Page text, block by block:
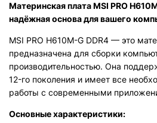
Материнская плата MSI PRO
надёжная основа для вашего
MSI PRO H610M-G DDR4 — это
предназначена для сборки
производительностью. Она
12-го поколения и имеет все
работы с современными
Основные характеристики: